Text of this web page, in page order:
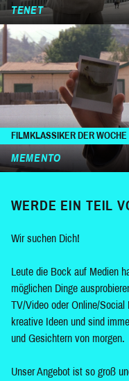
TENET
FILMKLASSIKER DER WOCHE
MEMENTO
WERDE EIN TEIL
Wir suchen Dich!
Leute die Bock auf Medien
möglichen Dinge
TV/Video oder Online/
kreative Ideen und sind
und Gesichtern von morgen.
Unser Angebot ist so groß